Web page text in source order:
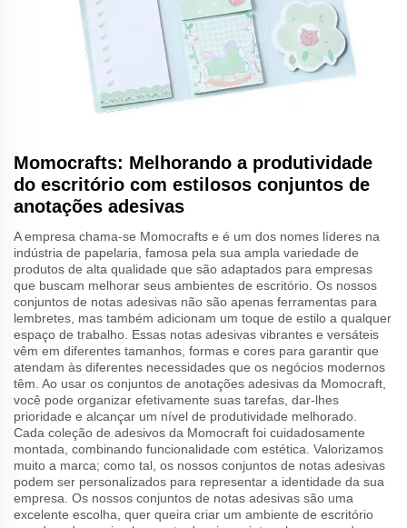
Momocrafts: Melhorando a produtividade
do escritório com estilosos conjuntos de
anotações adesivas
A empresa chama-se Momocrafts e é um dos nomes líderes na
indústria de papelaria, famosa pela sua ampla variedade de
produtos de alta qualidade que são adaptados para empresas
que buscam melhorar seus ambientes de escritório. Os nossos
conjuntos de notas adesivas não são apenas ferramentas para
lembretes, mas também adicionam um toque de estilo a qualquer
espaço de trabalho. Essas notas adesivas vibrantes e versáteis
vêm em diferentes tamanhos, formas e cores para garantir que
atendam às diferentes necessidades que os negócios modernos
têm. Ao usar os conjuntos de anotações adesivas da Momocraft,
você pode organizar efetivamente suas tarefas, dar-lhes
prioridade e alcançar um nível de produtividade melhorado.
Cada coleção de adesivos da Momocraft foi cuidadosamente
montada, combinando funcionalidade com estética. Valorizamos
muito a marca; como tal, os nossos conjuntos de notas adesivas
podem ser personalizados para representar a identidade da sua
empresa. Os nossos conjuntos de notas adesivas são uma
excelente escolha, quer queira criar um ambiente de escritório